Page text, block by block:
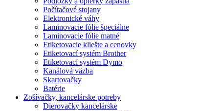
Počítačové stojany
Elektronické váhy
Laminovacie fólie špeciálne
Laminovacie fólie matné
Etiketovacie kliešte a cenovky
Etiketovací systém Brother
Etiketovací systém Dymo
Kanálová väzba
Skartovačky
Batérie
Zošívačky, kancelárske potreby
Dierovačky kancelárske